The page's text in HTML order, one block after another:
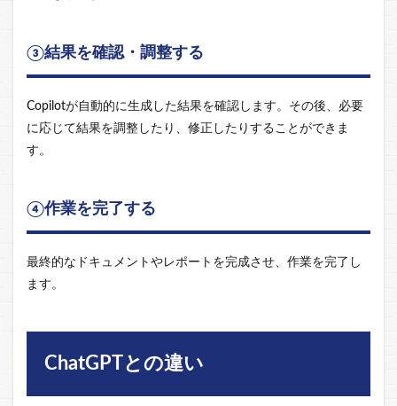
③結果を確認・調整する
Copilotが自動的に生成した結果を確認します。その後、必要
に応じて結果を調整したり、修正したりすることができま
す。
④作業を完了する
最終的なドキュメントやレポートを完成させ、作業を完了し
ます。
ChatGPTとの違い